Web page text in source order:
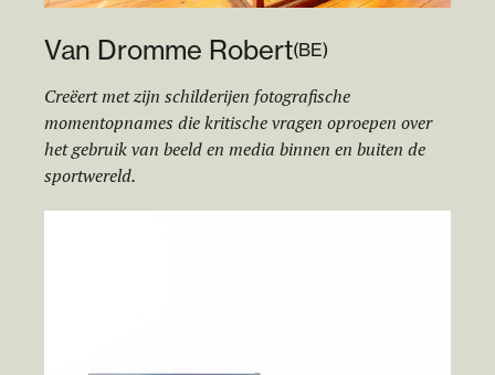
Van Dromme Robert(BE)
Creëert met zijn schilderijen fotografische
momentopnames die kritische vragen oproepen over
het gebruik van beeld en media binnen en buiten de
sportwereld.